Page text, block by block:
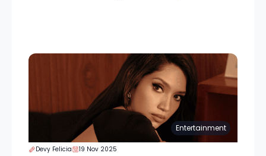
Entertainment
Devy Felicia 19 Nov 2025